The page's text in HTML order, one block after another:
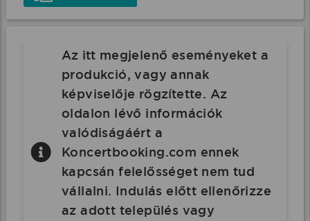
Az itt megjelenő eseményeket a
produkció, vagy annak
képviselője rögzítette. Az
oldalon lévő információk
valódiságáért a
Koncertbooking.com ennek
kapcsán felelősséget nem tud
vállalni. Indulás előtt ellenőrizze
az adott település vagy